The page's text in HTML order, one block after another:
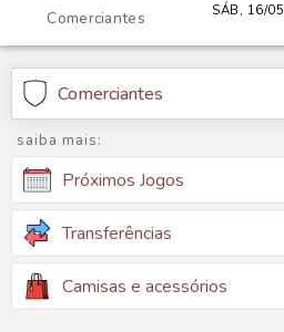
Comerciantes SÁB, 16/05
Comerciantes
saiba mais:
Próximos Jogos
Transferências
Camisas e acessórios